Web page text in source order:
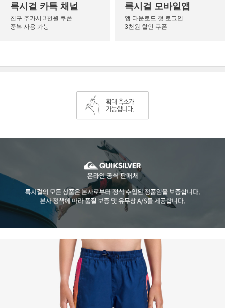
록시걸 카톡 채널
친구 추가시 3천원 쿠폰
중복 사용 가능
록시걸 모바일앱
앱 다운로드 첫 로그인
3천원 할인 쿠폰